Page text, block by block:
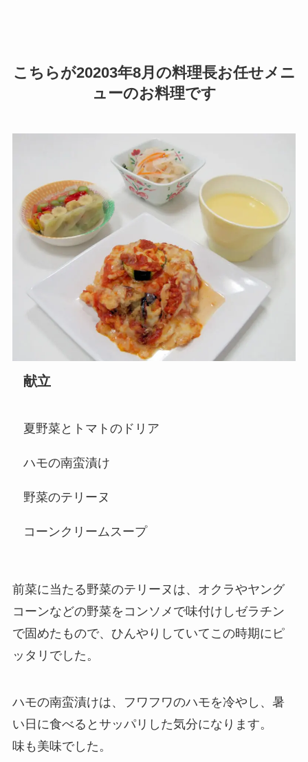
こちらが20203年8月の料理長お任せメニ
ューのお料理です
献立
夏野菜とトマトのドリア
ハモの南蛮漬け
野菜のテリーヌ
コーンクリームスープ
前菜に当たる野菜のテリーヌは、オクラやヤング
コーンなどの野菜をコンソメで味付けしゼラチン
で固めたもので、ひんやりしていてこの時期にピ
ッタリでした。
ハモの南蛮漬けは、フワフワのハモを冷やし、暑
い日に食べるとサッパリした気分になります。
味も美味でした。